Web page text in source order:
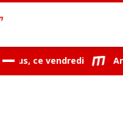
ce vendredi Arabie